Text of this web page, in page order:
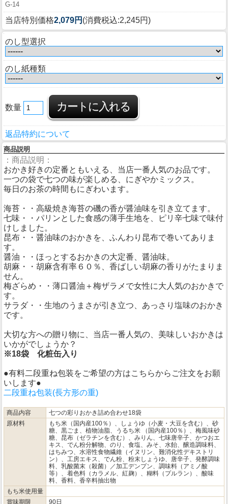
G-14
当店特別価格2,079円 (消費税込:2,245円)
のし型選択
のし紙種類
数量
返品特約について
商品説明
：商品説明：
おかき好きの定番ともいえる、当店一番人気のお品です。
一つの袋で七つの味が楽しめる、にぎやかミックス。
毎日のお茶の時間もにぎわいます。
海苔・・高級焼き海苔の磯の香が醤油味を引き立てます。
七味・・パリンとした食感の薄手生地を、ピリ辛七味で味付
けしました。
昆布・・醤油味のおかきを、ふんわり昆布で巻いてありま
す。
醤油・・ほっとするおかきの大定番、醤油味。
胡麻・・胡麻含有率６０％、香ばしい胡麻の香りがたまりま
せん。
梅ざらめ・・薄口醤油＋梅ザラメで女性に大人気のおかきで
す。
サラダ・・生地のうまさが引き立つ、あっさり塩味のおかき
です。
大切な方への贈り物に、当店一番人気の、美味しいおかきは
いかがでしょうか？
※18袋 化粧缶入り
●有料二段重ね包装をご希望の方はこちらからご注文をお願
いします●
二段重ね包装(長方形の重)
商品内容
七つの彩りおかき詰め合わせ18袋
原材料
もち米（国内産100％）、しょうゆ（小麦・大豆を含む）、砂
糖、黒ごま、植物油脂、うるち米 （国内産100％）、梅風味砂
糖、昆布（ゼラチンを含む）、みりん、七味唐辛子、かつおエ
キス、でん粉分解物、のり、食塩、みそ、水飴、醸造調味料、
はちみつ、水溶性食物繊維（イヌリン、難消化性デキストリ
ン）、工房エキス、でん粉、粉末しょうゆ、唐辛子、発酵調味
料、乳酸菌末（殺菌）／加工デンプン、調味料（アミノ酸
等）、着色料（カラメル、紅麹）、糊料（プルラン）、酸味
料、香料、香辛料抽出物
もち米使用量
賞味期限
90日